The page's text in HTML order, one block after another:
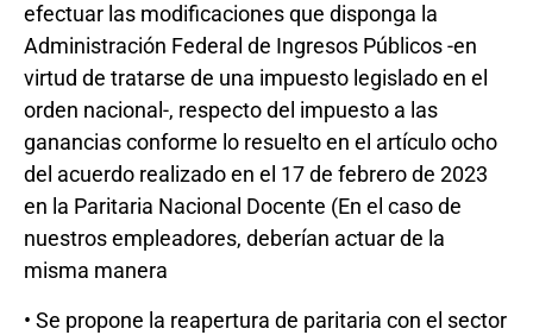
efectuar las modificaciones que disponga la
Administración Federal de Ingresos Públicos -en
virtud de tratarse de una impuesto legislado en el
orden nacional-, respecto del impuesto a las
ganancias conforme lo resuelto en el artículo ocho
del acuerdo realizado en el 17 de febrero de 2023
en la Paritaria Nacional Docente (En el caso de
nuestros empleadores, deberían actuar de la
misma manera
• Se propone la reapertura de paritaria con el sector